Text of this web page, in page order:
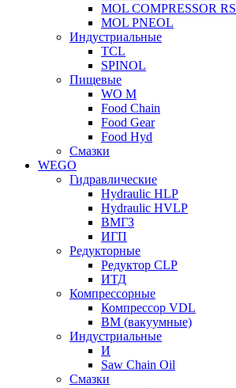
MOL COMPRESSOR RS
MOL PNEOL
Индустриальные
TCL
SPINOL
Пищевые
WO M
Food Chain
Food Gear
Food Hyd
Смазки
WEGO
Гидравлические
Hydraulic HLP
Hydraulic HVLP
ВМГЗ
ИГП
Редукторные
Редуктор CLP
ИТД
Компрессорные
Компрессор VDL
ВМ (вакуумные)
Индустриальные
И
Saw Chain Oil
Смазки